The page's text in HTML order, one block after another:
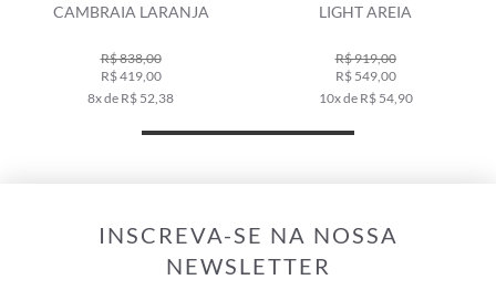
CAMBRAIA LARANJA
R$ 838,00
R$ 419,00
8x de R$ 52,38
LIGHT AREIA
R$ 919,00
R$ 549,00
10x de R$ 54,90
INSCREVA-SE NA NOSSA
NEWSLETTER